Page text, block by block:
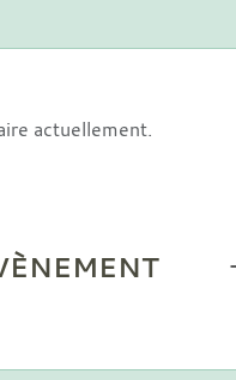
actuellement.